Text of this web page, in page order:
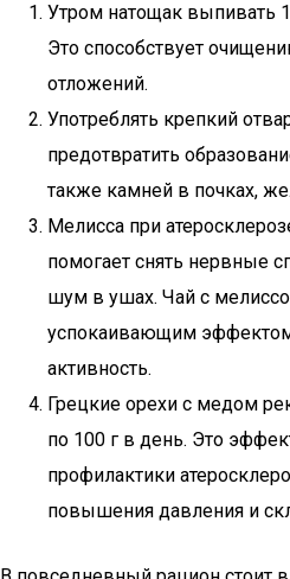
Утром натощак выпивать
Это способствует
отложений.
Употреблять крепкий
предотвратить
также камней в почках,
Мелисса при
помогает снять нервные
шум в ушах. Чай с
успокаивающим
активность.
Грецкие орехи с медом
по 100 г в день. Это
профилактики
повышения давления и